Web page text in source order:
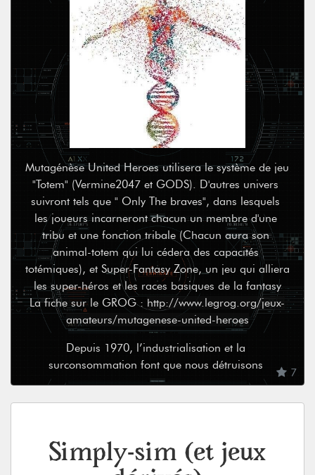
7
Mutagénèse United Heroes utilisera le système de jeu
"Totem" (Vermine2047 et GODS). D'autres univers
suivront tels que " Only The braves", dans lesquels
les joueurs incarneront chacun un membre d'une
tribu et une fonction tribale (Chacun aura son
animal-totem qui lui cédera des capacités
totémiques), et Super-Fantasy Zone, un jeu qui alliera
les super-héros et les races basiques de la fantasy
La fiche sur le GROG : http://www.legrog.org/jeux-
amateurs/mutagenese-united-heroes
Depuis 1970, l’industrialisation et la
surconsommation font que nous détruisons
physiquement, psychologiquement et de façon
l’être humain en envoyant des geysers mutagènes
dans le but de le modifier, ainsi que son
Simply-sim (et jeux